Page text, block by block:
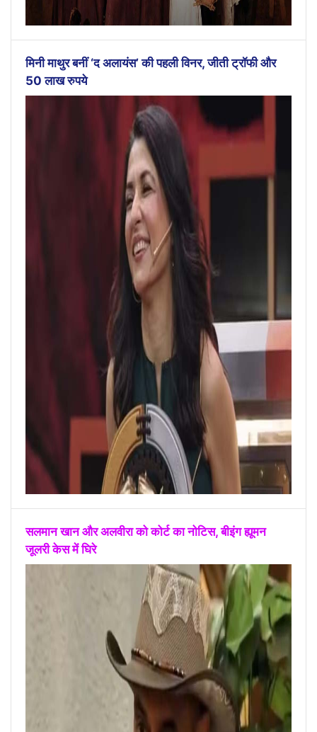
मिनी माथुर बनीं ‘द अलायंस’ की पहली विनर, जीती ट्रॉफी और
50 लाख रुपये
सलमान खान और अलवीरा को कोर्ट का नोटिस, बीइंग ह्यूमन
जूलरी केस में घिरे